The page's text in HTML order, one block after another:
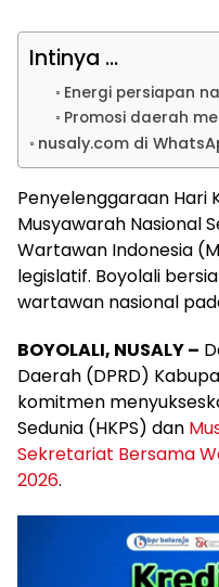
Intinya ...
Energi persiapan
Promosi daerah
nusaly.com di
Penyelenggaraan Hari
Musyawarah Nasional
Wartawan Indonesia
legislatif. Boyolali
wartawan nasional
BOYOLALI, NUSALY –
Daerah (DPRD)
komitmen
Sedunia (HKPS) dan
Sekretariat Bersama
2026.